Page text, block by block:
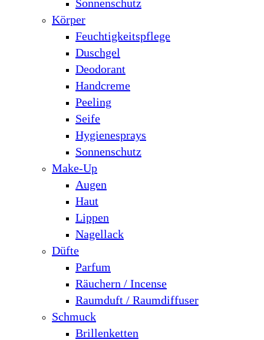
Sonnenschutz
Körper
Feuchtigkeitspflege
Duschgel
Deodorant
Handcreme
Peeling
Seife
Hygienesprays
Sonnenschutz
Make-Up
Augen
Haut
Lippen
Nagellack
Düfte
Parfum
Räuchern / Incense
Raumduft / Raumdiffuser
Schmuck
Brillenketten